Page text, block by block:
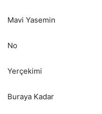
Mavi Yasemin
No
Yerçekimi
Buraya Kadar